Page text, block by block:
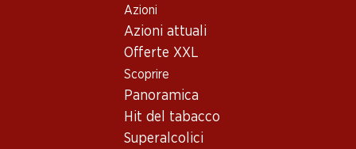
Azioni
Azioni attuali
Offerte XXL
Scoprire
Panoramica
Hit del tabacco
Superalcolici
Vino/champagne
Bordeaux Château Gruaud Larose